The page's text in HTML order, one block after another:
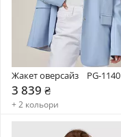
Жакет оверсайз    PG-1140
3 839 ₴
+ 2 кольори